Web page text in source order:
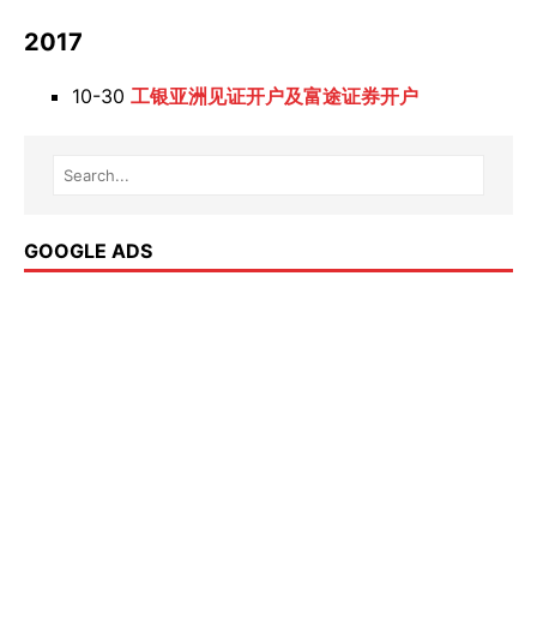
2017
10-30 工银亚洲见证开户及富途证券开户
GOOGLE ADS